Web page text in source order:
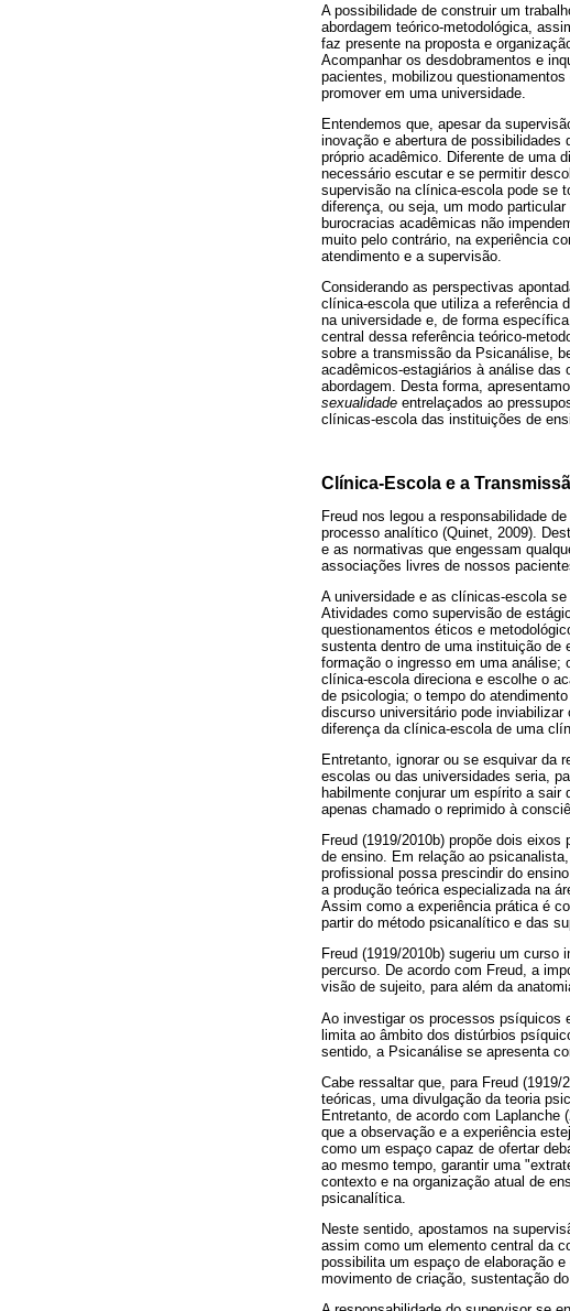
A possibilidade de construir um
abordagem teórico-metodológica,
faz presente na proposta e
Acompanhar os desdobramentos e
pacientes, mobilizou
promover em uma universidade.
Entendemos que, apesar da
inovação e abertura de
próprio acadêmico. Diferente de uma
necessário escutar e se permitir
supervisão na clínica-escola pode se
diferença, ou seja, um modo
burocracias acadêmicas não
muito pelo contrário, na experiência
atendimento e a supervisão.
Considerando as perspectivas
clínica-escola que utiliza a referência
na universidade e, de forma
central dessa referência teórico-
sobre a transmissão da Psicanálise,
acadêmicos-estagiários à análise das
abordagem. Desta forma,
sexualidade entrelaçados ao
clínicas-escola das instituições de
Clínica-Escola e a
Freud nos legou a responsabilidade
processo analítico (Quinet, 2009).
e as normativas que engessam
associações livres de nossos
A universidade e as clínicas-escola
Atividades como supervisão de
questionamentos éticos e
sustenta dentro de uma instituição de
formação o ingresso em uma análise;
clínica-escola direciona e escolhe o
de psicologia; o tempo do
discurso universitário pode
diferença da clínica-escola de uma
Entretanto, ignorar ou se esquivar da
escolas ou das universidades seria,
habilmente conjurar um espírito a sair
apenas chamado o reprimido à
Freud (1919/2010b) propõe dois
de ensino. Em relação ao
profissional possa prescindir do
a produção teórica especializada na
Assim como a experiência prática é
partir do método psicanalítico e das
Freud (1919/2010b) sugeriu um
percurso. De acordo com Freud, a
visão de sujeito, para além da
Ao investigar os processos psíquicos
limita ao âmbito dos distúrbios
sentido, a Psicanálise se apresenta
Cabe ressaltar que, para Freud
teóricas, uma divulgação da teoria
Entretanto, de acordo com Laplanche
que a observação e a experiência
como um espaço capaz de ofertar
ao mesmo tempo, garantir uma
contexto e na organização atual de
psicanalítica.
Neste sentido, apostamos na
assim como um elemento central da
possibilita um espaço de elaboração
movimento de criação, sustentação